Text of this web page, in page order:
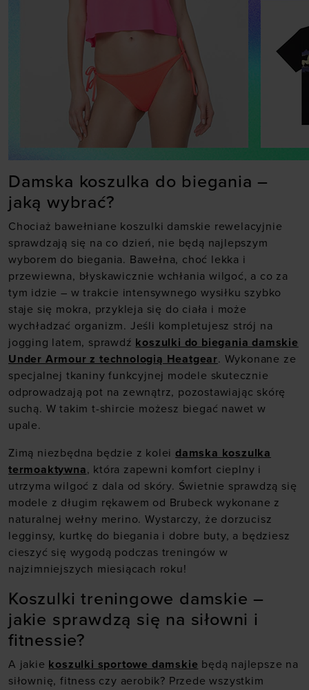
Damska koszulka do biegania –
jaką wybrać?
Chociaż bawełniane koszulki damskie rewelacyjnie
sprawdzają się na co dzień, nie będą najlepszym
wyborem do biegania. Bawełna, choć lekka i
przewiewna, błyskawicznie wchłania wilgoć, a co za
tym idzie – w trakcie intensywnego wysiłku szybko
staje się mokra, przykleja się do ciała i może
wychładzać organizm. Jeśli kompletujesz strój na
jogging latem, sprawdź koszulki do biegania damskie
Under Armour z technologią Heatgear. Wykonane ze
specjalnej tkaniny funkcyjnej modele skutecznie
odprowadzają pot na zewnątrz, pozostawiając skórę
suchą. W takim t-shircie możesz biegać nawet w
upale.
Zimą niezbędna będzie z kolei damska koszulka
termoaktywna, która zapewni komfort cieplny i
utrzyma wilgoć z dala od skóry. Świetnie sprawdzą się
modele z długim rękawem od Brubeck wykonane z
naturalnej wełny merino. Wystarczy, że dorzucisz
legginsy, kurtkę do biegania i dobre buty, a będziesz
cieszyć się wygodą podczas treningów w
najzimniejszych miesiącach roku!
Koszulki treningowe damskie –
jakie sprawdzą się na siłowni i
fitnessie?
A jakie koszulki sportowe damskie będą najlepsze na
siłownię, fitness czy aerobik? Przede wszystkim